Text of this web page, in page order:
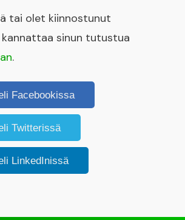
tai olet kiinnostunut
sinun tutustua
.
Facebookissa
Twitterissä
LinkedInissä